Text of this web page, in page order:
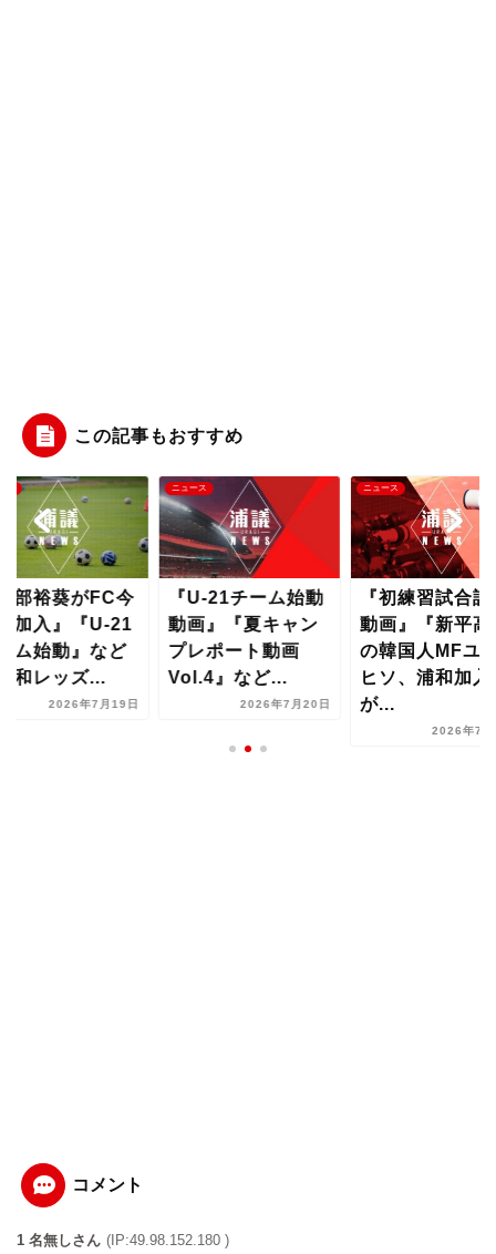
この記事もおすすめ
部裕葵がFC今
加入』『U-21
ム始動』など
和レッズ...
2026年7月19日
ニュース
『U-21チーム始動
動画』『夏キャン
プレポート動画
Vol.4』など...
2026年7月20日
ニュース
『初練習試合詳
動画』『新平高
の韓国人MFユ
ヒソ、浦和加入
が...
2026年7
コメント
1 名無しさん (IP:49.98.152.180 )